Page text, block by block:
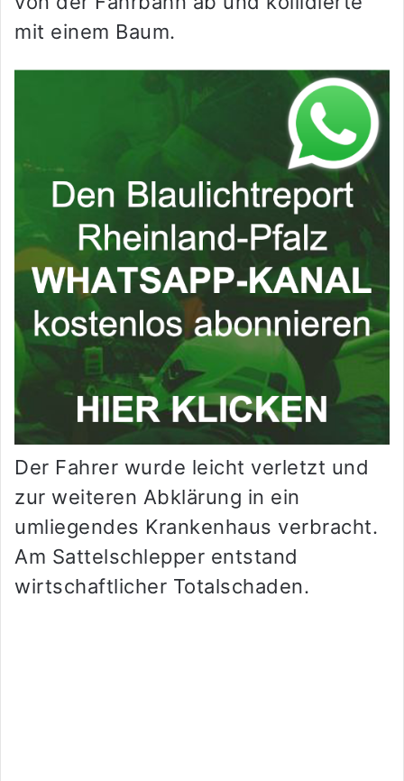
mit einem Baum.
Der Fahrer wurde leicht verletzt und
zur weiteren Abklärung in ein
umliegendes Krankenhaus verbracht.
Am Sattelschlepper entstand
wirtschaftlicher Totalschaden.